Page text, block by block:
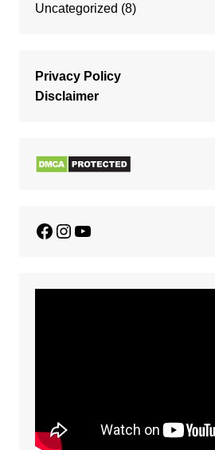
Uncategorized (8)
Privacy Policy
Disclaimer
Facebook
Instagram
YouTube